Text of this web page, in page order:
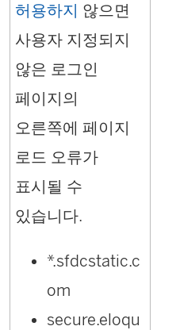
허용하지 않으면
사용자 지정되지
않은 로그인
페이지의
오른쪽에 페이지
로드 오류가
표시될 수
있습니다.
*.sfdcstatic.c
om
secure.eloqu